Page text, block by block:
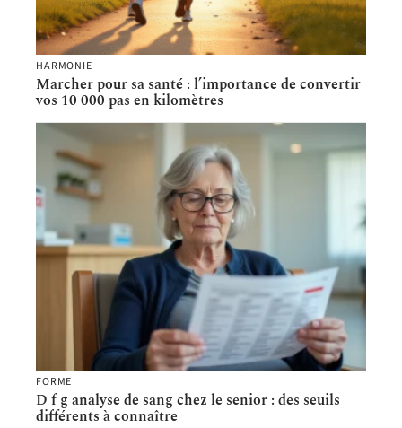
HARMONIE
Marcher pour sa santé : l’importance de convertir
vos 10 000 pas en kilomètres
FORME
D f g analyse de sang chez le senior : des seuils
différents à connaître